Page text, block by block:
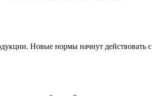
Новые нормы начнут действовать с